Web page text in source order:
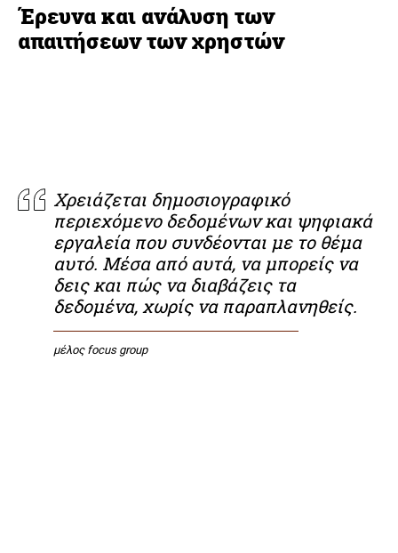
Έρευνα και ανάλυση των
απαιτήσεων των χρηστών
Χρειάζεται δημοσιογραφικό
περιεχόμενο δεδομένων και ψηφιακά
εργαλεία που συνδέονται με το θέμα
αυτό. Μέσα από αυτά, να μπορείς να
δεις και πώς να διαβάζεις τα
δεδομένα, χωρίς να παραπλανηθείς.
μέλος focus group